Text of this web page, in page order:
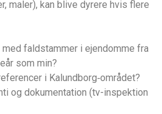
maler), kan blive dyrere hvis flere
med faldstammer i ejendomme fra
som min?
i Kalundborg‑området?
og dokumentation (tv-inspektion